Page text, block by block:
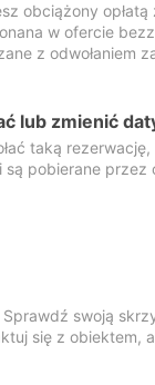
obciążony opłatą
w ofercie
z odwołaniem
lub zmienić
taką
są pobierane przez
swoją
się z obiektem,